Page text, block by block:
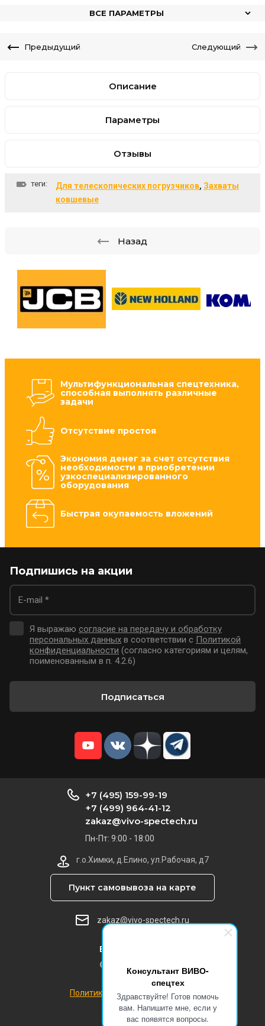
Консультант ВИВО-
спецтех
Здравствуйте! Готов помочь
вам. Напишите мне, если у
вас появятся вопросы.
ВСЕ ПАРАМЕТРЫ
Предыдущий Следующий
Описание
Параметры
Отзывы
теги: Для телескопических погрузчиков, Захваты
ковшевые
Назад
Мультифункциональная спецтехника,
способная выполнять различные
задачи
Отсутствие простоя
Экономия денег за счет отсутствия
необходимости в приобретении
узкоспециализированного
оборудования
Быстрая окупаемость вложений
Подпишись на акции
Я выражаю согласие на передачу и обработку
персональных данных в соответствии с Политикой
конфиденциальности (согласно категориям и целям,
поименованным в п. 4.2.6)
Подписаться
ВИВО-спецтех
© 2019 - 2026
Политика конфиденциальности
+7 (495) 159-99-19
+7 (499) 964-41-12
zakaz@vivo-spectech.ru
Пн-Пт: 9:00 - 18:00
г.о.Химки, д.Елино, ул.Рабочая, д7
Пункт самовывоза на карте
zakaz@vivo-spectech.ru